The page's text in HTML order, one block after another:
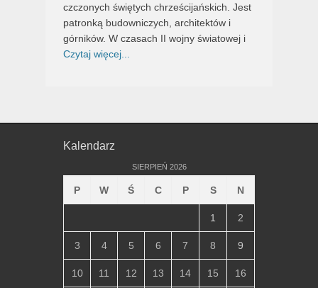
czczonych świętych chrześcijańskich. Jest
patronką budowniczych, architektów i
górników. W czasach II wojny światowej i
Czytaj więcej...
Kalendarz
SIERPIEŃ 2026
P W Ś C P S N
1 2
3 4 5 6 7 8 9
10 11 12 13 14 15 16